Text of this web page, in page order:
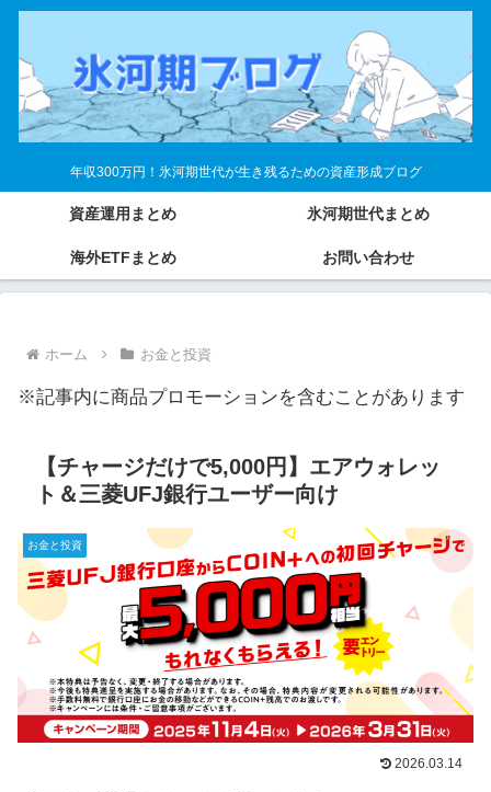
年収300万円！氷河期世代が生き残るための資産形成ブログ
資産運用まとめ 氷河期世代まとめ
海外ETFまとめ お問い合わせ
ホーム お金と投資
※記事内に商品プロモーションを含むことがあります
【チャージだけで5,000円】エアウォレッ
ト＆三菱UFJ銀行ユーザー向け
お金と投資
2026.03.14